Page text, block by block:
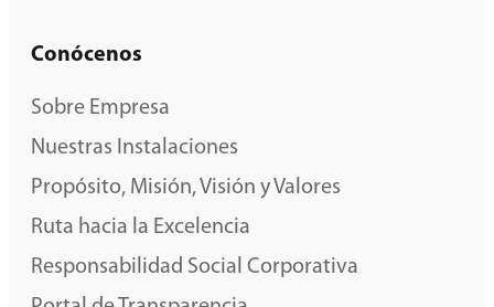
Conócenos
Sobre Empresa
Nuestras Instalaciones
Propósito, Misión, Visión y Valores
Ruta hacia la Excelencia
Responsabilidad Social Corporativa